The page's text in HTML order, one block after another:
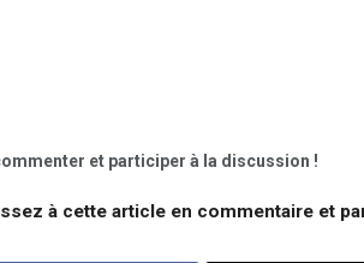
et participer à la discussion !
à cette article en commentaire et